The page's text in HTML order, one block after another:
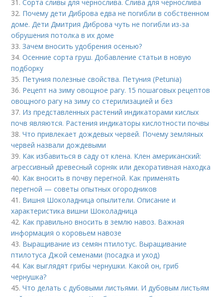
31.Сорта сливы для чернослива. Слива для чернослива
32. Почему дети Диброва едва не погибли в собственном
доме. Дети Дмитрия Диброва чуть не погибли из-за
обрушения потолка в их доме
33.Зачем вносить удобрения осенью?
34.Осенние сорта груш. Добавление статьи в новую
подборку
35. Петуния полезные свойства. Петуния (Petunia)
36. Рецепт на зиму овощное рагу. 15 пошаговых рецептов
овощного рагу на зиму со стерилизацией и без
37. Из представленных растений индикаторами кислых
почв являются. Растения индикаторы кислотности почвы
38.Что привлекает дождевых червей. Почему земляных
червей назвали дождевыми
39. Как избавиться в саду от клена. Клен американский:
агрессивный древесный сорняк или декоративная находка
40. Как вносить в почву перегной. Как применять
перегной — советы опытных огородников
41. Вишня Шоколадница опылители. Описание и
характеристика вишни Шоколадница
42. Как правильно вносить в землю навоз. Важная
информация о коровьем навозе
43. Выращивание из семян птилотус. Выращивание
птилотуса Джой семенами (посадка и уход)
44. Как выглядят грибы чернушки. Какой он, гриб
чернушка?
45.Что делать с дубовыми листьями. И дубовым листьям